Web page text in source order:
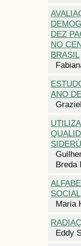
DEZ
NO
BRASIL
ANO
Breda
SOCIAL
Maria
Eddy